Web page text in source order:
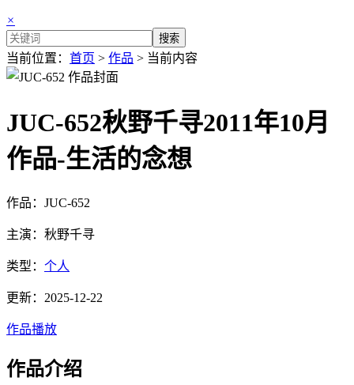
×
搜索
当前位置： 首页 > 作品 > 当前内容
JUC-652秋野千寻2011年10月
作品-生活的念想
作品：JUC-652
主演：秋野千寻
类型： 个人
更新：2025-12-22
作品播放
作品介绍